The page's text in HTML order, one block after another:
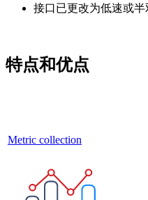
接口已更改为低速或半
特点和优点
Metric collection